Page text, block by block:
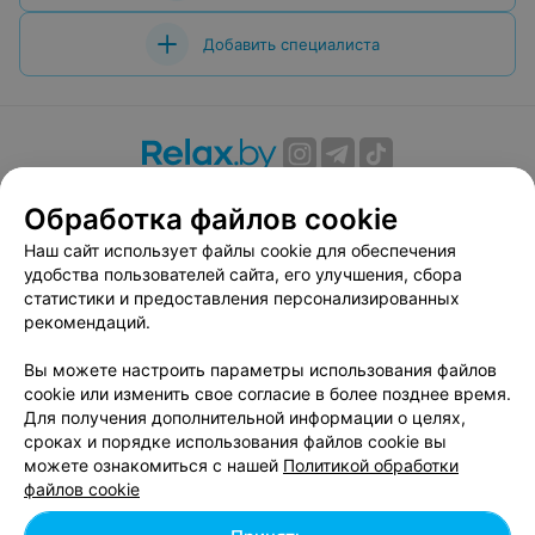
Добавить специалиста
Вакансии
Публичный договор
Способы оплаты
Публичный договор по использованию сервиса
«Афиша»
Пользовательское соглашение
Связаться по вопросам сотрудничества
Написать руководителю relax.by
Персональные настройки cookie
Обработка персональных данных
Обработка файлов cookie
Наш сайт использует файлы cookie для обеспечения
удобства пользователей сайта, его улучшения, сбора
статистики и предоставления персонализированных
рекомендаций.
Вы можете настроить параметры использования файлов
cookie или изменить свое согласие в более позднее время.
Для получения дополнительной информации о целях,
сроках и порядке использования файлов cookie вы
можете ознакомиться с нашей Политикой обработки
файлов cookie